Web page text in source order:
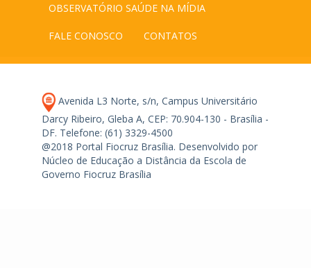
OBSERVATÓRIO SAÚDE NA MÍDIA
FALE CONOSCO CONTATOS
Avenida L3 Norte, s/n, Campus Universitário
Darcy Ribeiro, Gleba A, CEP: 70.904-130 - Brasília -
DF. Telefone: (61) 3329-4500
@2018 Portal Fiocruz Brasília. Desenvolvido por
Núcleo de Educação a Distância da Escola de
Governo Fiocruz Brasília